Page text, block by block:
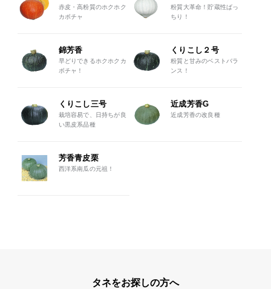
赤皮・高粉質のホクホク
カボチャ
粉質大革命！貯蔵性ばっ
ちり！
錦芳香
早どりできるホクホクカ
ボチャ！
くりこし２号
粉質と甘みのベストバラ
ンス！
くりこし三号
栽培容易で、日持ちが良
い黒皮系品種
近成芳香G
近成芳香の改良種
芳香青皮栗
西洋系南瓜の元祖！
タネをお探しの方へ